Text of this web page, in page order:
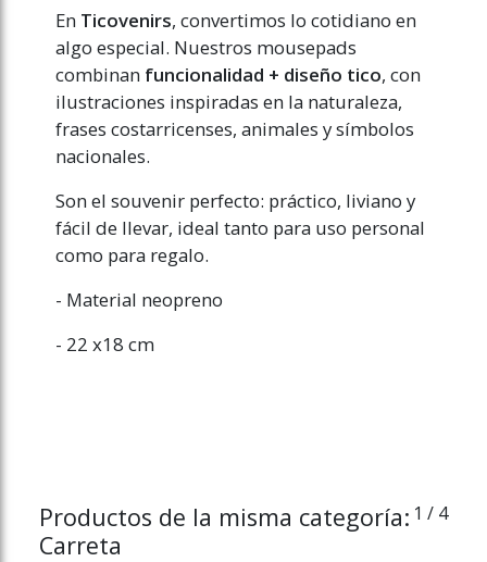
En Ticovenirs, convertimos lo cotidiano en
algo especial. Nuestros mousepads
combinan funcionalidad + diseño tico, con
ilustraciones inspiradas en la naturaleza,
frases costarricenses, animales y símbolos
nacionales.
Son el souvenir perfecto: práctico, liviano y
fácil de llevar, ideal tanto para uso personal
como para regalo.
- Material neopreno
- 22 x18 cm
Productos de la misma categoría:
Carreta
1 / 4